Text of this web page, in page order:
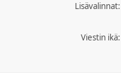
Lisävalinnat:
Viestin ikä: